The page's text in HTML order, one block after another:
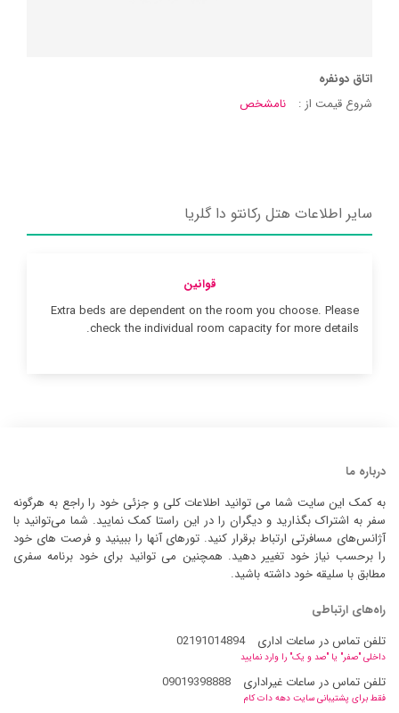
اتاق دونفره
شروع قیمت از :
نامشخص
سایر اطلاعات هتل رکانتو دا گلریا
قوانین
Extra beds are dependent on the room you choose. Please
check the individual room capacity for more details.
درباره ما
به کمک این سایت شما می توانید اطلاعات کلی و جزئی خود را راجع به هرگونه
سفر به اشتراک بگذارید و دیگران را در این راستا کمک نمایید. شما می‌توانید با
آژانس‌های مسافرتی ارتباط برقرار کنید. تورهای آنها را ببینید و فرصت های خود
را برحسب نیاز خود تغییر دهید. همچنین می توانید برای خود برنامه سفری
مطابق با سلیقه خود داشته باشید.
راه‌های ارتباطی
تلفن تماس در ساعات اداری
02191014894
داخلی "صفر" یا "صد و یک" را وارد نمایید
تلفن تماس در ساعات غیراداری 09019398888
فقط برای پشتیبانی سایت دهه دات کام